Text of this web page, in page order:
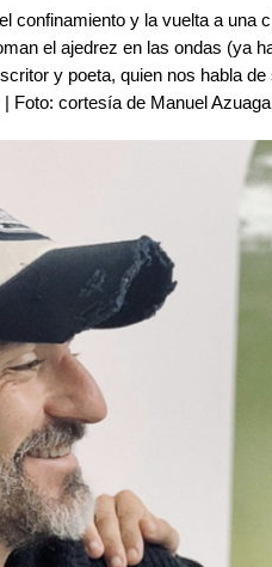
confinamiento y la vuelta a
el ajedrez en las ondas (ya
y poeta, quien nos habla
| Foto: cortesía de Manuel